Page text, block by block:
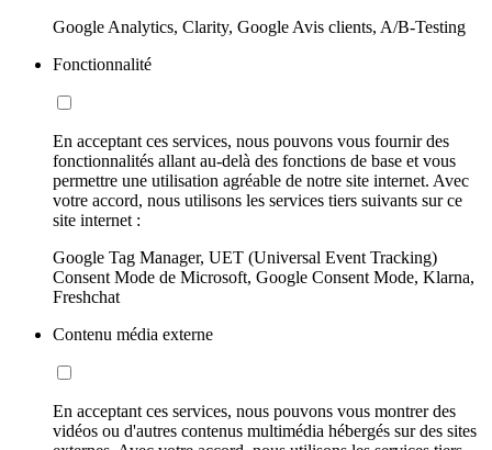
Google Analytics, Clarity, Google Avis clients, A/B-Testing
Fonctionnalité
En acceptant ces services, nous pouvons vous fournir des
fonctionnalités allant au-delà des fonctions de base et vous
permettre une utilisation agréable de notre site internet. Avec
votre accord, nous utilisons les services tiers suivants sur ce
site internet :
Google Tag Manager, UET (Universal Event Tracking)
Consent Mode de Microsoft, Google Consent Mode, Klarna,
Freshchat
Contenu média externe
En acceptant ces services, nous pouvons vous montrer des
vidéos ou d'autres contenus multimédia hébergés sur des sites